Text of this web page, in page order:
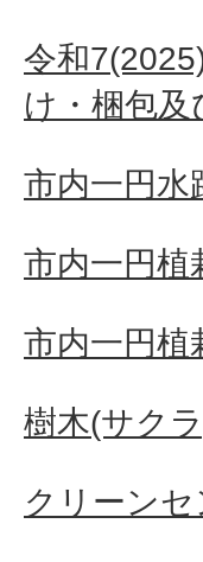
令和
け・梱包及
市内一円水
市内一円植
市内一円植
樹木(サク
クリーン